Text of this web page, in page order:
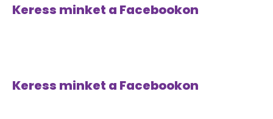
Keress minket a Facebookon
Keress minket a Facebookon